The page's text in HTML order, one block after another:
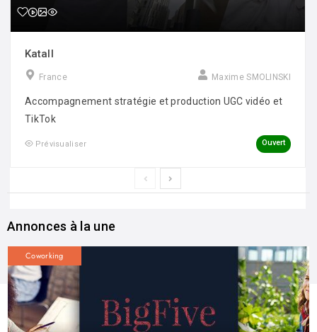
Katall
France Maxime SMOLINSKI
Accompagnement stratégie et production UGC vidéo et
TikTok
Prévisualiser Ouvert
Annonces à la une
Coworking